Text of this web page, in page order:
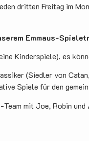
dritten Freitag im
Emmaus-
Kinderspiele), es
(Siedler von
Spiele für den
mit Joe, Robin und